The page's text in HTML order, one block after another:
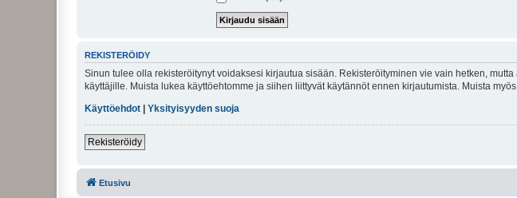
REKISTERÖIDY
Sinun tulee olla rekisteröitynyt voidaksesi kirjautua sisään. Rekisteröityminen vie vain hetken,
käyttäjille. Muista lukea käyttöehtomme ja siihen liittyvät käytännöt ennen kirjautumista. Muista
Käyttöehdot
Yksityisyyden suoja
Rekisteröidy
Etusivu